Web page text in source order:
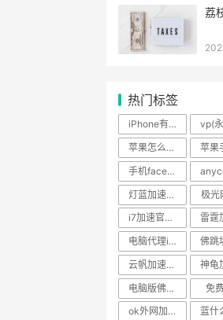
荔
热门标签
iPhone有免费的梯子吗
苹果怎么连facebook
手机facebook注册过程
灯蓝加速器永久免费版
极光
i7加速官网注册账号
电脑代理ip软件免费版
云帆加速注册账号
电脑版佛跳墙怎么下载
免
ok外网加速器